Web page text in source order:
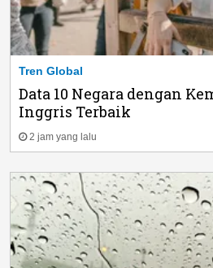
Tren Global
Data 10 Negara dengan
Inggris Terbaik
2 jam yang lalu